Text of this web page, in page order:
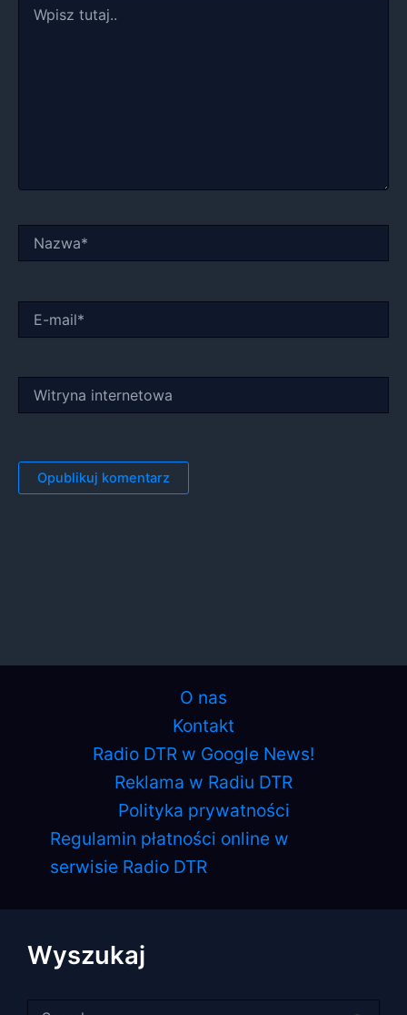
tutaj..
mail*
internetowa
O nas
Kontakt
Radio DTR w Google News!
Reklama w Radiu DTR
Polityka prywatności
Regulamin płatności online w
serwisie Radio DTR
Wyszukaj